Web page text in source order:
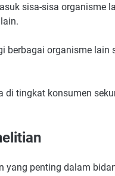
sisa-sisa organisme
berbagai organisme lain
tingkat konsumen
yang penting dalam